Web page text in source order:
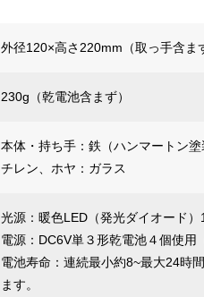
外径120×高さ220mm（取っ手含ま
230g（乾電池含まず）
本体・持ち手：鉄（ハンマートン
チレン、ホヤ：ガラス
光源：暖色LED（発光ダイオード）
電源：DC6V単３形乾電池４個使用
電池寿命：連続最小約8~最大24時
ます。